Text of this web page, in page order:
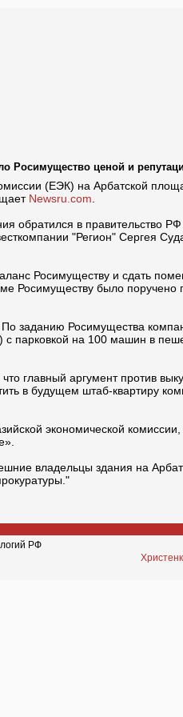
Росимущество ценой и
(ЕЭК) на Арбатской
Newsru.com
обратился в правительство
"Регион" Сергея
Росимуществу и сдать
Росимуществу было поручено
заданию Росимущества
парковкой на 100 машин в
главный аргумент против
в будущем штаб-квартиру
экономической комиссии,
владельцы здания на
РФ